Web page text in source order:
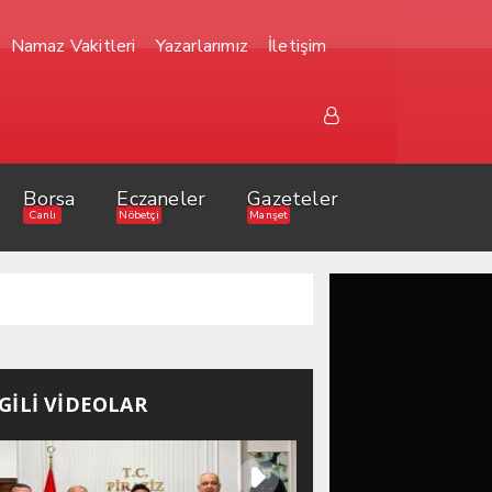
Namaz Vakitleri Yazarlarımız İletişim
Borsa
Canlı
Eczaneler
Nöbetçi
Gazeteler
Manşet
VİDEOLAR